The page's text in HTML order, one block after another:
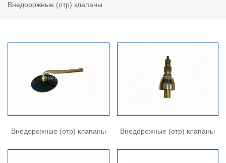
Внедорожные (отр) клапаны
Внедорожные (отр) клапаны Внедорожные (отр) клапаны